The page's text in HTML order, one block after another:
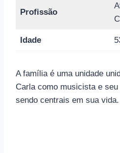
Profissão
Idade
A família é uma unidade
Carla como musicista e
sendo centrais em sua vida.